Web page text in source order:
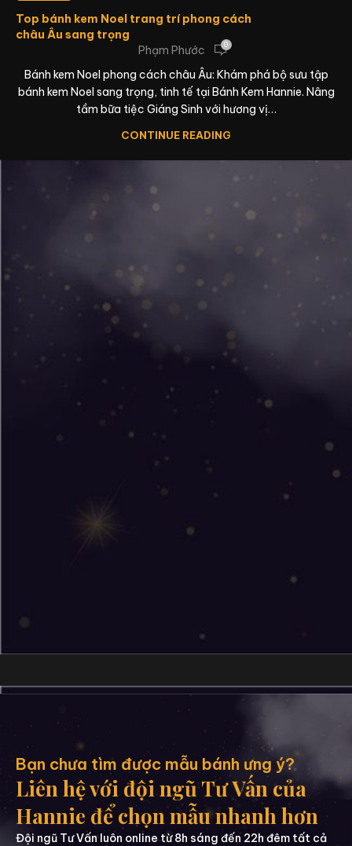
Top bánh kem Noel trang trí phong cách
châu Âu sang trọng
Phạm Phước
0
Bánh kem Noel phong cách châu Âu: Khám phá bộ sưu tập
bánh kem Noel sang trọng, tinh tế tại Bánh Kem Hannie. Nâng
tầm bữa tiệc Giáng Sinh với hương vị…
CONTINUE READING
Bạn chưa tìm được mẫu bánh ưng ý?
Liên hệ với đội ngũ Tư Vấn của
Hannie để chọn mẫu nhanh hơn
Đội ngũ Tư Vấn luôn online từ 8h sáng đến 22h đêm tất cả